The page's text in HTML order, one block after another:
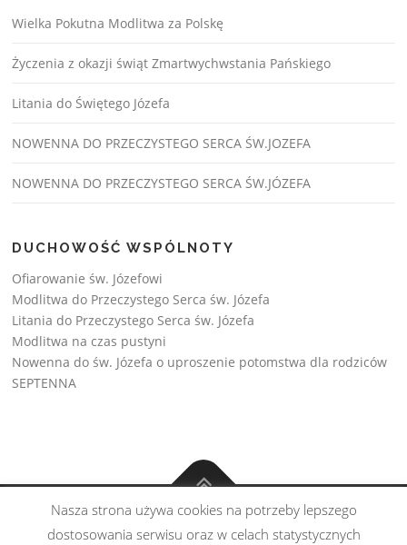
Wielka Pokutna Modlitwa za Polskę
Życzenia z okazji świąt Zmartwychwstania Pańskiego
Litania do Świętego Józefa
NOWENNA DO PRZECZYSTEGO SERCA ŚW.JOZEFA
NOWENNA DO PRZECZYSTEGO SERCA ŚW.JÓZEFA
DUCHOWOŚĆ WSPÓLNOTY
Ofiarowanie św. Józefowi
Modlitwa do Przeczystego Serca św. Józefa
Litania do Przeczystego Serca św. Józefa
Modlitwa na czas pustyni
Nowenna do św. Józefa o uproszenie potomstwa dla rodziców
SEPTENNA
Copyright © Wspólnota św. Józefa 2026
Nasza strona używa cookies na potrzeby lepszego
dostosowania serwisu oraz w celach statystycznych